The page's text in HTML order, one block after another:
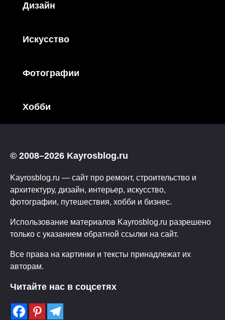
Дизайн
Искусство
Фотографии
Хобби
© 2008–2026 Kayrosblog.ru
Kayrosblog.ru — сайт про ремонт, строительство и
архитектуру, дизайн, интерьер, искусство,
фотографии, путешествия, хобби и бизнес.
Использование материалов Kayrosblog.ru разрешено
только с указанием обратной ссылки на сайт.
Все права на картинки и тексты принадлежат их
авторам.
Читайте нас в соцсетях